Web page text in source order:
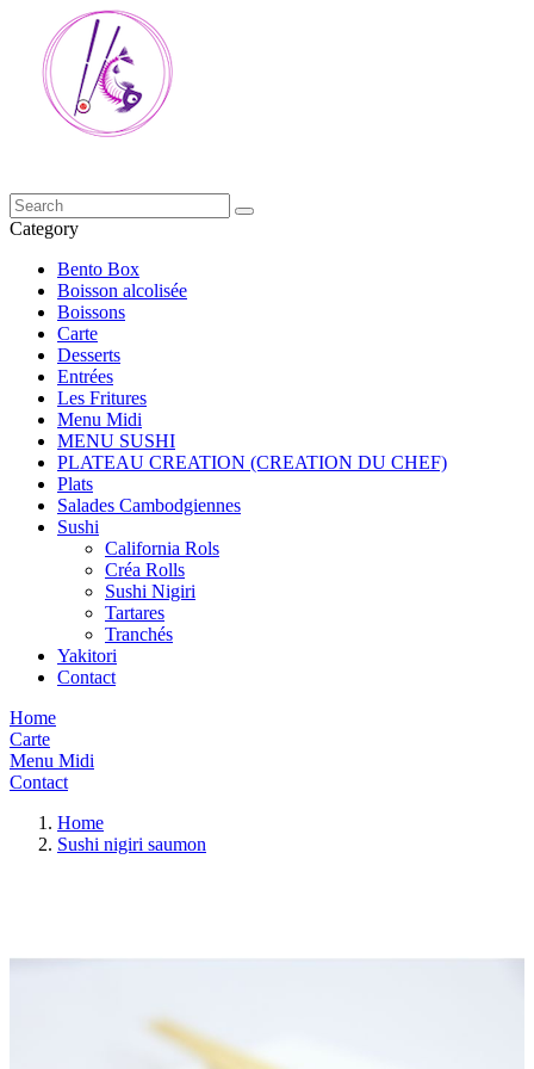
Category
Bento Box
Boisson alcolisée
Boissons
Carte
Desserts
Entrées
Les Fritures
Menu Midi
MENU SUSHI
PLATEAU CREATION (CREATION DU CHEF)
Plats
Salades Cambodgiennes
Sushi
California Rols
Créa Rolls
Sushi Nigiri
Tartares
Tranchés
Yakitori
Contact
Home
Carte
Menu Midi
Contact
Home
Sushi nigiri saumon